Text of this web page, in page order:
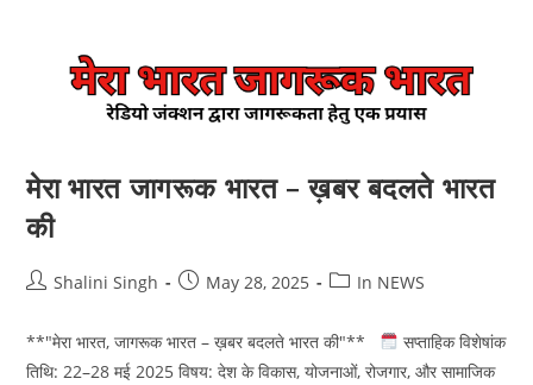
मेरा भारत जागरूक भारत – ख़बर बदलते भारत
की
PostShalini Singh
PostMay 28, 2025
PostIn NEWS
**"मेरा भारत, जागरूक भारत – ख़बर बदलते भारत की"**
सप्ताहिक विशेषांक
तिथि: 22–28 मई 2025 विषय: देश के विकास, योजनाओं, रोजगार, और सामाजिक